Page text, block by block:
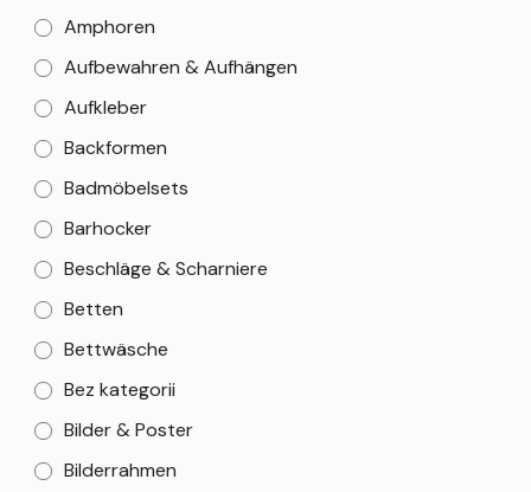
Amphoren
Aufbewahren & Aufhängen
Aufkleber
Backformen
Badmöbelsets
Barhocker
Beschläge & Scharniere
Betten
Bettwäsche
Bez kategorii
Bilder & Poster
Bilderrahmen